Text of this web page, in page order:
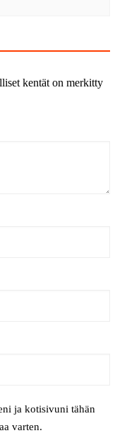
kentät on merkitty
ja kotisivuni tähän
varten.